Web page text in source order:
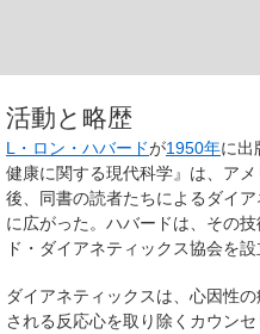
活動と略歴
L・ロン・ハバードが1950年に出
健康に関する現代科学』は、ア
後、同書の読者たちによるダイ
に広がった。ハバードは、その
ド・ダイアネティックス協会を設
ダイアネティックスは、心因性
される反応心を取り除くカウン